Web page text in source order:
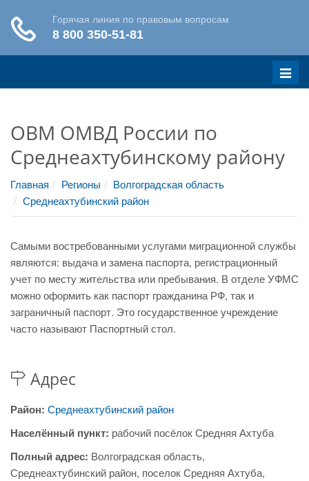
Меню
ОВМ ОМВД России по
Среднеахтубинскому району
Главная Регионы
Волгоградская область
Среднеахтубинский район
Самыми востребованными услугами миграционной службы
являются: выдача и замена паспорта, регистрационный
учет по месту жительства или пребывания. В отделе УФМС
можно оформить как паспорт гражданина РФ, так и
заграничный паспорт. Это государственное учреждение
часто называют Паспортный стол.
Адрес
Район: Среднеахтубинский район
Населённый пункт: рабочий посёлок Средняя Ахтуба
Полный адрес: Волгоградская область,
Среднеахтубинский район, поселок Средняя Ахтуба,